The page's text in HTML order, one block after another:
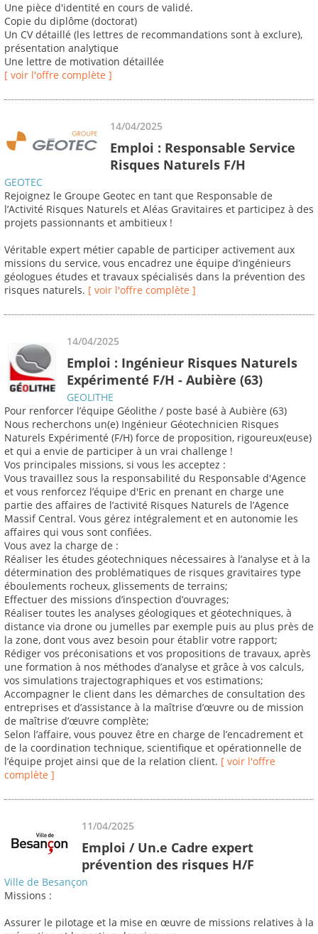
Une pièce d'identité en cours de validé.
Copie du diplôme (doctorat)
Un CV détaillé (les lettres de recommandations sont à exclure),
présentation analytique
Une lettre de motivation détaillée
[ voir l'offre complète ]
14/04/2025
Emploi : Responsable Service
Risques Naturels F/H
GEOTEC
Rejoignez le Groupe Geotec en tant que Responsable de
l’Activité Risques Naturels et Aléas Gravitaires et participez à des
projets passionnants et ambitieux !
Véritable expert métier capable de participer activement aux
missions du service, vous encadrez une équipe d’ingénieurs
géologues études et travaux spécialisés dans la prévention des
risques naturels. [ voir l'offre complète ]
14/04/2025
Emploi : Ingénieur Risques Naturels
Expérimenté F/H - Aubière (63)
GEOLITHE
Pour renforcer l’équipe Géolithe / poste basé à Aubière (63)
Nous recherchons un(e) Ingénieur Géotechnicien Risques
Naturels Expérimenté (F/H) force de proposition, rigoureux(euse)
et qui a envie de participer à un vrai challenge !
Vos principales missions, si vous les acceptez :
Vous travaillez sous la responsabilité du Responsable d'Agence
et vous renforcez l’équipe d'Eric en prenant en charge une
partie des affaires de l’activité Risques Naturels de l’Agence
Massif Central. Vous gérez intégralement et en autonomie les
affaires qui vous sont confiées.
Vous avez la charge de :
Réaliser les études géotechniques nécessaires à l’analyse et à la
détermination des problématiques de risques gravitaires type
éboulements rocheux, glissements de terrains;
Effectuer des missions d’inspection d’ouvrages;
Réaliser toutes les analyses géologiques et géotechniques, à
distance via drone ou jumelles par exemple puis au plus près de
la zone, dont vous avez besoin pour établir votre rapport;
Rédiger vos préconisations et vos propositions de travaux, après
une formation à nos méthodes d’analyse et grâce à vos calculs,
vos simulations trajectographiques et vos estimations;
Accompagner le client dans les démarches de consultation des
entreprises et d’assistance à la maîtrise d’œuvre ou de mission
de maîtrise d’œuvre complète;
Selon l’affaire, vous pouvez être en charge de l’encadrement et
de la coordination technique, scientifique et opérationnelle de
l’équipe projet ainsi que de la relation client. [ voir l'offre
complète ]
11/04/2025
Emploi / Un.e Cadre expert
prévention des risques H/F
Ville de Besançon
Missions :
Assurer le pilotage et la mise en œuvre de missions relatives à la